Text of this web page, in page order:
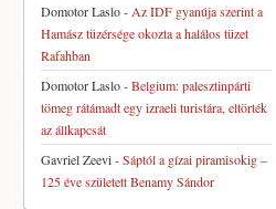
Domotor Laslo- Az IDF gyanúja szerint a
Hamász tüzérsége okozta a halálos tüzet
Rafahban
Domotor Laslo-Belgium: palesztinpárti
tömeg rátámadt egy izraeli turistára, eltörték
az állkapcsát
Gavriel Zeevi-Sáptól a gízai piramisokig –
125 éve született Benamy Sándor